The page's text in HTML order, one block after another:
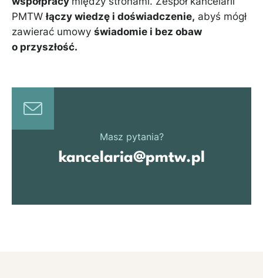
PMTWłączy wiedzę i doświadczenie, abyś mógł
zawierać umowy świadomie i bez obaw
o przyszłość.
Masz pytania?
kancelaria@pmtw.pl